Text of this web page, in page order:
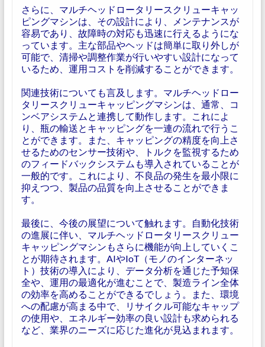
さらに、マルチヘッドロータリースクリューキャッ
ピングマシンは、その設計により、メンテナンスが
容易であり、故障時の対応も迅速に行えるようにな
っています。主な部品やヘッドは簡単に取り外しが
可能で、清掃や調整作業が行いやすい設計になって
いるため、運用コストを削減することができます。
関連技術についても言及します。マルチヘッドロー
タリースクリューキャッピングマシンは、通常、コ
ンベアシステムと連携して動作します。これによ
り、瓶の輸送とキャッピングを一連の流れで行うこ
とができます。また、キャッピングの精度を向上さ
せるためのセンサー技術や、トルクを監視するため
のフィードバックシステムも導入されていることが
一般的です。これにより、不良品の発生を最小限に
抑えつつ、製品の品質を向上させることができま
す。
最後に、今後の展望について触れます。自動化技術
の進展に伴い、マルチヘッドロータリースクリュー
キャッピングマシンもさらに機能が向上していくこ
とが期待されます。AIやIoT（モノのインターネッ
ト）技術の導入により、データ分析を通じた予知保
全や、運用の最適化が進むことで、製造ライン全体
の効率を高めることができるでしょう。また、環境
への配慮が高まる中で、リサイクル可能なキャップ
の使用や、エネルギー効率の良い設計も求められる
など、業界のニーズに応じた進化が見込まれます。